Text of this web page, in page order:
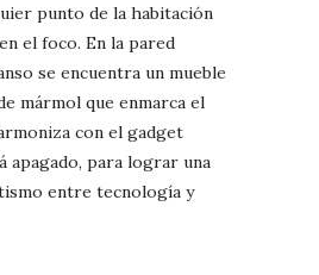
punto de la habitación
el foco. En la pared
se encuentra un mueble
mármol que enmarca el
con el gadget
apagado, para lograr una
entre tecnología y